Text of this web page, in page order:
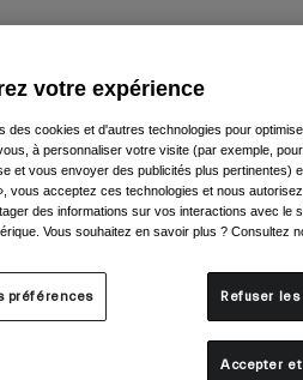
votre expérience
des cookies et d'autres technologies pour
à personnaliser votre visite (par exemple,
et vous envoyer des publicités plus pertinentes)
vous acceptez ces technologies et nous
des informations sur vos interactions avec le
Vous souhaitez en savoir plus ? Consultez
préférences Refuser
Accepter